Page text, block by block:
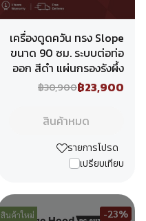
เครื่องดูดควัน ทรง Slope
ขนาด 90 ซม. ระบบต่อท่อ
ออก สีดำ แผ่นกรองรังผึ้ง
฿30,900฿23,900
สินค้าหมด
รายการโปรด
เปรียบเทียบ
สินค้าใหม่ -23%